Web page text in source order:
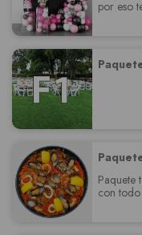
por eso
Paquete
con